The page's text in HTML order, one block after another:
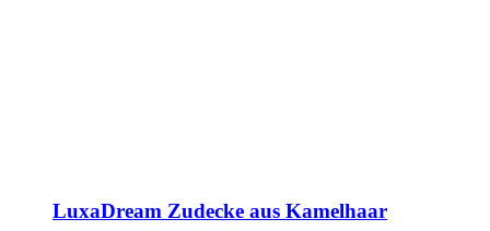
LuxaDream Zudecke aus Kamelhaar